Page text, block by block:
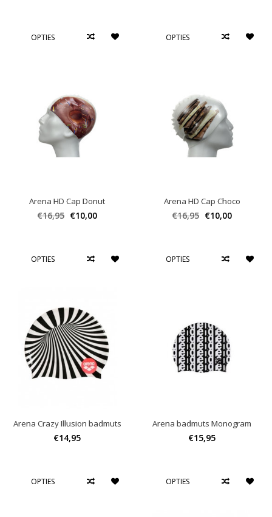
OPTIES OPTIES
Arena HD Cap Donut
€16,95 €10,00
OPTIES
Arena HD Cap Choco
€16,95 €10,00
OPTIES
Arena Crazy Illusion badmuts
€14,95
OPTIES
Arena badmuts Monogram
€15,95
OPTIES